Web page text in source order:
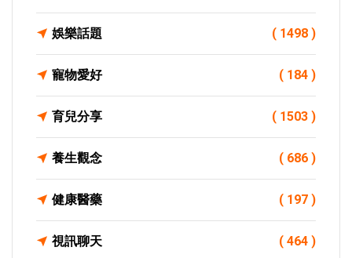
娛樂話題 ( 1498 )
寵物愛好 ( 184 )
育兒分享 ( 1503 )
養生觀念 ( 686 )
健康醫藥 ( 197 )
視訊聊天 ( 464 )